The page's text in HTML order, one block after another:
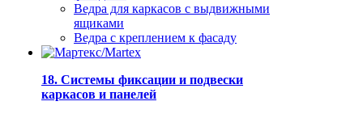
Ведра для каркасов с выдвижными
ящиками
Ведра с креплением к фасаду
18. Системы фиксации и подвески
каркасов и панелей